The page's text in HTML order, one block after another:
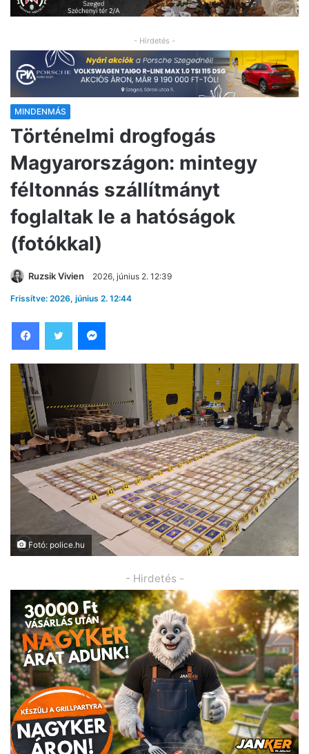
- Hirdetés -
MINDENMÁS
Történelmi drogfogás
Magyarországon: mintegy
féltonnás szállítmányt
foglaltak le a hatóságok
(fotókkal)
Ruzsik Vivien 2026, június 2. 12:39
Frissítve: 2026, június 2. 12:44
Fotó: police.hu
- Hirdetés -